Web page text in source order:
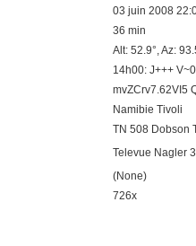
03 juin 2008
36 min
Alt: 52.9°, Az:
14h00: J+++
mvZCrv7.62VI5
Namibie Tivoli
TN 508 Dobson
Televue Nagler
(None)
726x